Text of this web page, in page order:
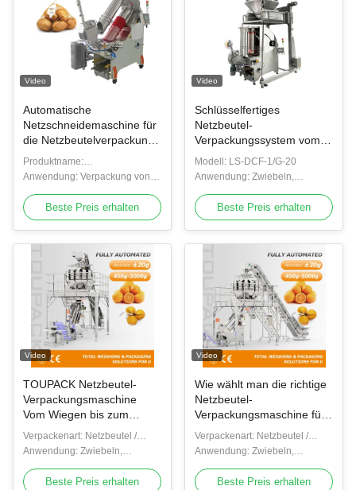
Video
Automatische
Netzschneidemaschine für
die Netzbeutelverpackung
von Zwiebeln, Kartoffeln
und Zitrusfrüchten
Produktname:
Netzschneidemaschine
Anwendung: Verpackung von
Frischprodukten / Obst /
Gemüse / Nüssen
Beste Preis erhalten
Video
Schlüsselfertiges
Netzbeutel-
Verpackungssystem vom
Wiegen bis zum Verpacken
für Frischwarenverarbeiter
Modell: LS-DCF-1/G-20
Anwendung: Zwiebeln,
Kartoffeln, Knoblauch,
Zitrusfrüchte, Zitronen,
Orangen, Kastanien,
Beste Preis erhalten
Video
TOUPACK Netzbeutel-
Verpackungsmaschine
Vom Wiegen bis zum
Verpacken – eine
komplette automatisierte
Verpackenart: Netzbeutel /
Netzbeutel
Anwendung: Zwiebeln,
Kartoffeln, Knoblauch,
Zitrusfrüchte, Zitronen,
Beste Preis erhalten
Video
Wie wählt man die richtige
Netzbeutel-
Verpackungsmaschine für
Zwiebeln, Kartoffeln,
Zitrusfrüchte und
Meeresfrüchte?
Verpackenart: Netzbeutel /
Netzbeutel
Anwendung: Zwiebeln,
Kartoffeln, Knoblauch,
Zitrusfrüchte, Zitronen,
Beste Preis erhalten